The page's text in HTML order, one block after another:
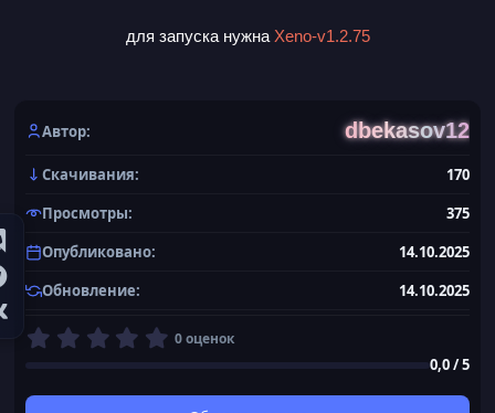
для запуска нужна Xeno-v1.2.75
Автор dbekasov12
Скачивания
170
Просмотры
375
Опубликовано
14.10.2025
Обновление
14.10.2025
0
0
0 оценок
0,0 / 5